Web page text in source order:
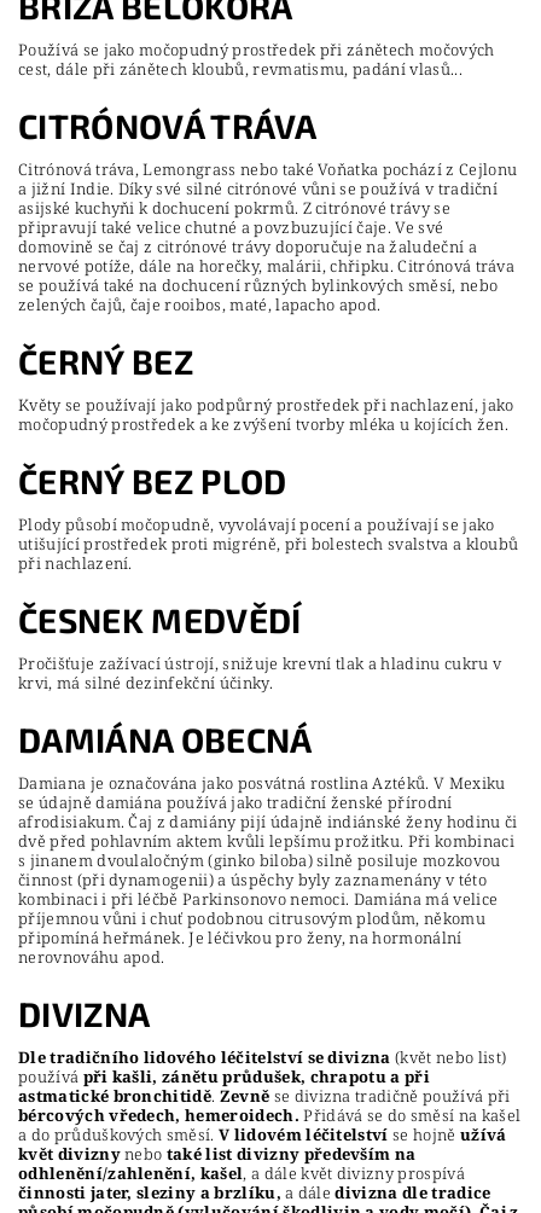
Používá se jako močopudný prostředek při zánětech močových
cest, dále při zánětech kloubů, revmatismu, padání vlasů...
CITRÓNOVÁ TRÁVA
Citrónová tráva, Lemongrass nebo také Voňatka pochází z Cejlonu
a jižní Indie. Díky své silné citrónové vůni se používá v tradiční
asijské kuchyňi k dochucení pokrmů. Z citrónové trávy se
připravují také velice chutné a povzbuzující čaje. Ve své
domovině se čaj z citrónové trávy doporučuje na žaludeční a
nervové potíže, dále na horečky, malárii, chřipku. Citrónová tráva
se používá také na dochucení různých bylinkových směsí, nebo
zelených čajů, čaje rooibos, maté, lapacho apod.
ČERNÝ BEZ
Květy se používají jako podpůrný prostředek při nachlazení, jako
močopudný prostředek a ke zvýšení tvorby mléka u kojících žen.
ČERNÝ BEZ PLOD
Plody působí močopudně, vyvolávají pocení a používají se jako
utišující prostředek proti migréně, při bolestech svalstva a kloubů
při nachlazení.
ČESNEK MEDVĚDÍ
Pročišťuje zažívací ústrojí, snižuje krevní tlak a hladinu cukru v
krvi, má silné dezinfekční účinky.
DAMIÁNA OBECNÁ
Damiana je označována jako posvátná rostlina Aztéků. V Mexiku
se údajně damiána používá jako tradiční ženské přírodní
afrodisiakum. Čaj z damiány pijí údajně indiánské ženy hodinu či
dvě před pohlavním aktem kvůli lepšímu prožitku. Při kombinaci
s jinanem dvoulaločným (ginko biloba) silně posiluje mozkovou
činnost (při dynamogenii) a úspěchy byly zaznamenány v této
kombinaci i při léčbě Parkinsonovo nemoci. Damiána má velice
příjemnou vůni i chuť podobnou citrusovým plodům, někomu
připomíná heřmánek. Je léčivkou pro ženy, na hormonální
nerovnováhu apod.
DIVIZNA
Dle tradičního lidového léčitelství se divizna (květ nebo list)
používá při kašli, zánětu průdušek, chrapotu a při
astmatické bronchitidě. Zevně se divizna tradičně používá při
bércových vředech, hemeroidech. Přidává se do směsí na kašel
a do průduškových směsí.V lidovém léčitelství se hojně užívá
květ diviznynebo také list divizny především na
odhlenění/zahlenění, kašel, a dále květ divizny prospívá
činnosti jater, sleziny a brzlíku,a dáledivizna dle tradice